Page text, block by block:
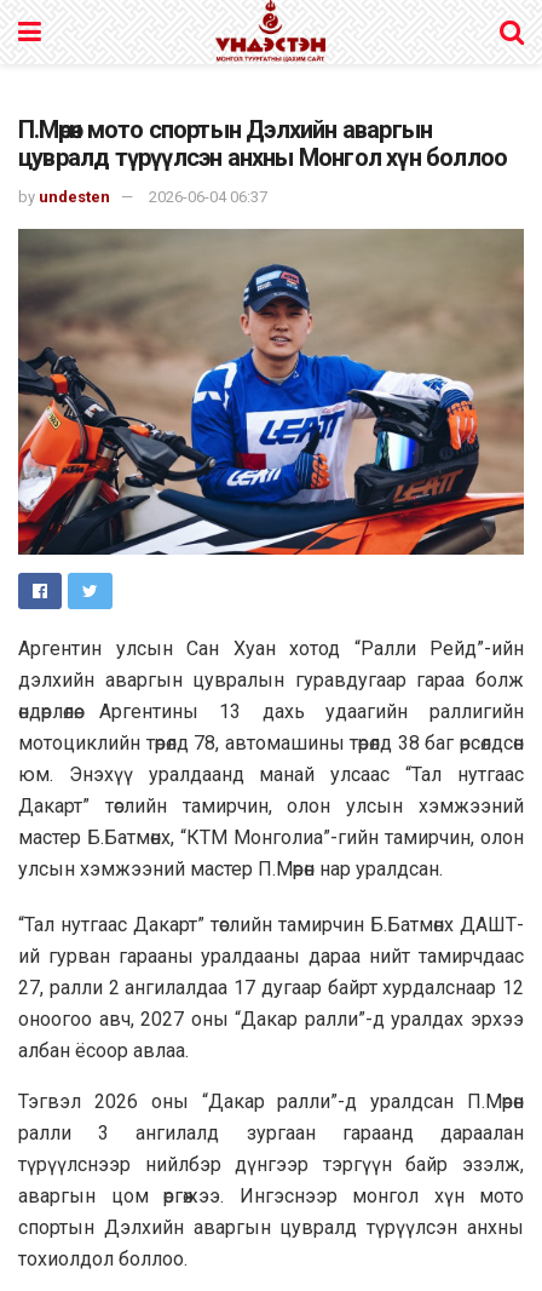
П.Мөрөн мото спортын Дэлхийн аваргын
цувралд түрүүлсэн анхны Монгол хүн боллоо
by undesten 2026-06-04 06:37
Аргентин улсын Сан Хуан хотод “Ралли Рейд”-ийн
дэлхийн аваргын цувралын гуравдугаар гараа болж
өндөрлөлөө. Аргентины 13 дахь удаагийн раллигийн
мотоциклийн төрөлд 78, автомашины төрөлд 38 баг өрсөлдсөн
юм. Энэхүү уралдаанд манай улсаас “Тал нутгаас
Дакарт” төслийн тамирчин, олон улсын хэмжээний
мастер Б.Батмөнх, “КТМ Монголиа”-гийн тамирчин, олон
улсын хэмжээний мастер П.Мөрөн нар уралдсан.
“Тал нутгаас Дакарт” төслийн тамирчин Б.Батмөнх ДАШТ-
ий гурван гарааны уралдааны дараа нийт тамирчдаас
27, ралли 2 ангилалдаа 17 дугаар байрт хурдалснаар 12
оноогоо авч, 2027 оны “Дакар ралли”-д уралдах эрхээ
албан ёсоор авлаа.
Тэгвэл 2026 оны “Дакар ралли”-д уралдсан П.Мөрөн
ралли 3 ангилалд зургаан гараанд дараалан
түрүүлснээр нийлбэр дүнгээр тэргүүн байр эзэлж,
аваргын цом өргөжээ. Ингэснээр монгол хүн мото
спортын Дэлхийн аваргын цувралд түрүүлсэн анхны
тохиолдол боллоо.